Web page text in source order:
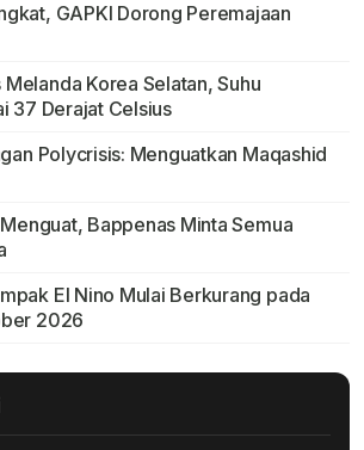
GAPKI Dorong Peremajaan
Korea Selatan, Suhu
37 Derajat Celsius
Polycrisis: Menguatkan Maqashid
Bappenas Minta Semua
El Nino Mulai Berkurang pada
2026